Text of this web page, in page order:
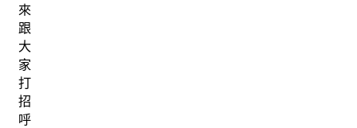
來
跟
大
家
打
招
呼